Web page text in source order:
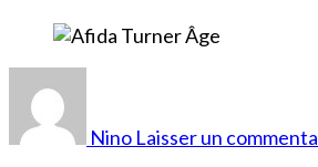
Nino Laisser un